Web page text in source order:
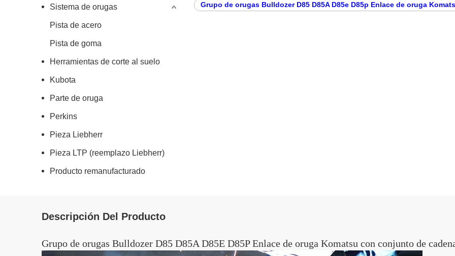
Sistema de orugas
Pista de acero
Pista de goma
Herramientas de corte al suelo
Kubota
Parte de oruga
Perkins
Pieza Liebherr
Pieza LTP (reemplazo Liebherr)
Producto remanufacturado
Grupo de orugas Bulldozer D85 D85A D85e D85p Enlace de oruga
Descripción Del Producto
Grupo de orugas Bulldozer D85 D85A D85E D85P Enlace de oruga Komatsu con conjunto de